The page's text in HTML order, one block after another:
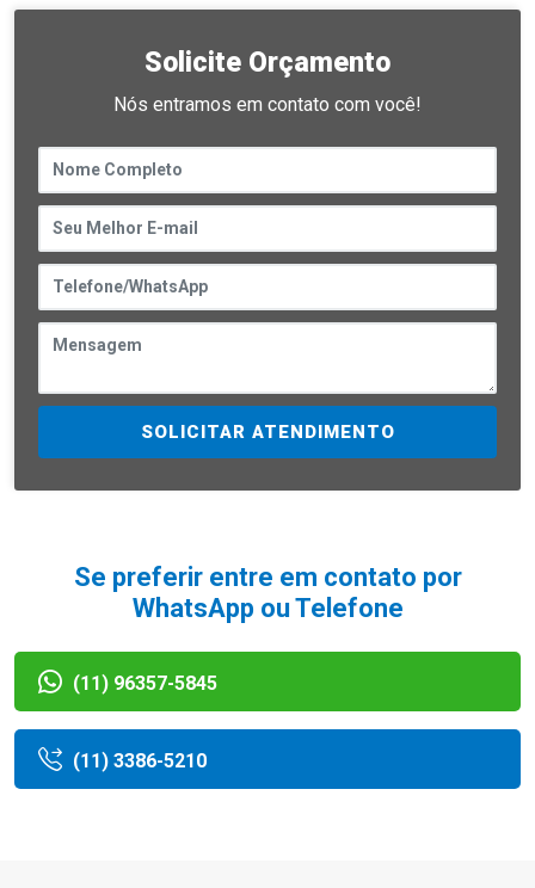
Solicite Orçamento
Nós entramos em contato com você!
SOLICITAR ATENDIMENTO
Se preferir entre em contato por
WhatsApp ou Telefone
(11) 96357-5845
(11) 3386-5210